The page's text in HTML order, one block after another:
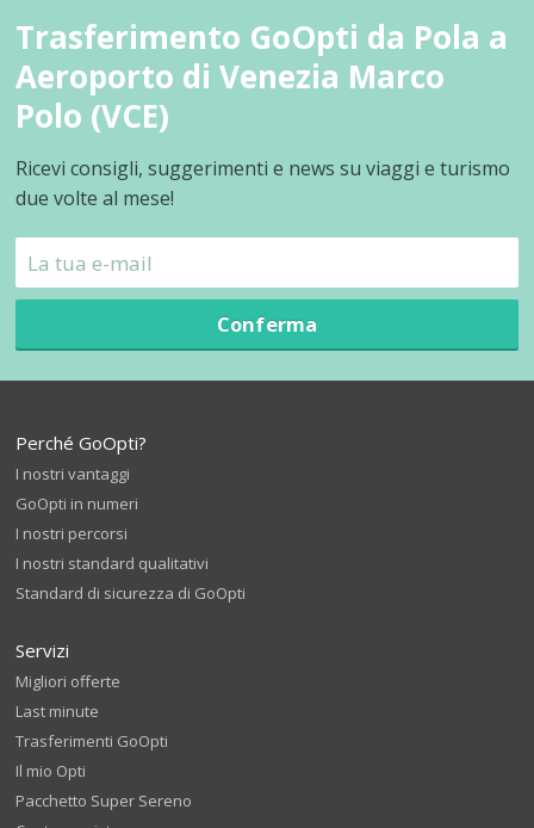
Trasferimento GoOpti da Pola a
Aeroporto di Venezia Marco
Polo (VCE)
Ricevi consigli, suggerimenti e news su viaggi e turismo
due volte al mese!
Conferma
Perché GoOpti?
I nostri vantaggi
GoOpti in numeri
I nostri percorsi
I nostri standard qualitativi
Standard di sicurezza di GoOpti
Servizi
Migliori offerte
Last minute
Trasferimenti GoOpti
Il mio Opti
Pacchetto Super Sereno